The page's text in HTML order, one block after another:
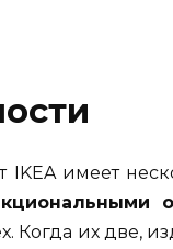
IKEA имеет
Когда их две,